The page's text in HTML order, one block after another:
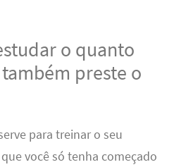
o quanto
preste o
para treinar o seu
você só tenha começado